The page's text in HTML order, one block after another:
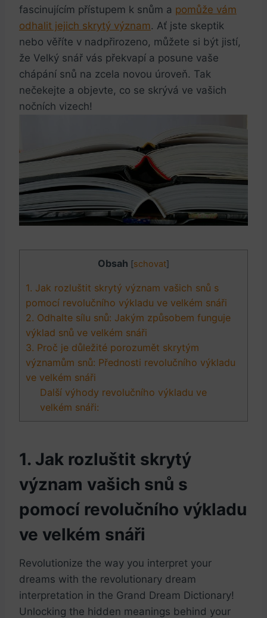
fascinujícím přístupem k snům a pomůže vám
odhalit ⁢jejich skrytý význam. Ať jste skeptik
nebo věříte v nadpřirozeno, můžete​ si být jistí,‌
že Velký‍ snář vás překvapí a ⁢posune⁣ vaše
chápání ⁤snů na zcela novou⁢ úroveň. Tak
nečekejte a objevte,⁢ co se skrývá ve vašich
nočních vizech!
Obsah [schovat]
1. Jak rozluštit ​skrytý význam‌ vašich ​snů s
pomocí⁤ revolučního ⁤výkladu ve velkém‍ snáři
2. Odhalte sílu snů: Jakým způsobem ⁤funguje
výklad snů ve⁢ velkém snáři
3. Proč je důležité porozumět skrytým
významům snů: Přednosti ‍revolučního výkladu
ve⁢ velkém snáři
Další výhody revolučního výkladu ⁤ve
velkém snáři:
1. Jak rozluštit ​skrytý
význam‌ vašich ​snů s
pomocí⁤ revolučního ⁤výkladu
ve velkém‍ snáři
Revolutionize the way​ you interpret your
dreams‍ with the revolutionary dream
interpretation in ⁢the Grand Dream Dictionary!
Unlocking the hidden meanings behind your